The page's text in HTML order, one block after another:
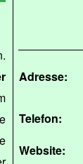
Adresse:
Telefon:
Website: